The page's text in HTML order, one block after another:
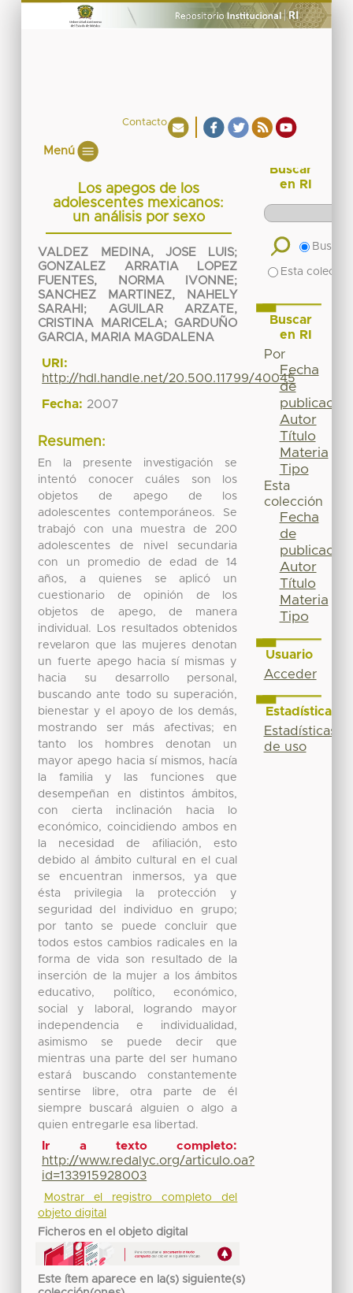
Contacto
Menú
Los apegos de los
adolescentes mexicanos:
un análisis por sexo
VALDEZ MEDINA, JOSE LUIS;
GONZALEZ ARRATIA LOPEZ
FUENTES, NORMA IVONNE;
SANCHEZ MARTINEZ, NAHELY
SARAHI ; AGUILAR ARZATE,
CRISTINA MARICELA; GARDUÑO
GARCIA, MARIA MAGDALENA
URI:
http://hdl.handle.net/20.500.11799/40045
Fecha: 2007
Resumen:
En la presente investigación se
intentó conocer cuáles son los
objetos de apego de los
adolescentes contemporáneos. Se
trabajó con una muestra de 200
adolescentes de nivel secundaria
con un promedio de edad de 14
años, a quienes se aplicó un
cuestionario de opinión de los
objetos de apego, de manera
individual. Los resultados obtenidos
revelaron que las mujeres denotan
un fuerte apego hacia sí mismas y
hacia su desarrollo personal,
buscando ante todo su superación,
bienestar y el apoyo de los demás,
mostrando ser más afectivas; en
tanto los hombres denotan un
mayor apego hacia sí mismos, hacía
la familia y las funciones que
desempeñan en distintos ámbitos,
con cierta inclinación hacia lo
económico, coincidiendo ambos en
la necesidad de afiliación, esto
debido al ámbito cultural en el cual
se encuentran inmersos, ya que
ésta privilegia la protección y
seguridad del individuo en grupo;
por tanto se puede concluir que
todos estos cambios radicales en la
forma de vida son resultado de la
inserción de la mujer a los ámbitos
educativo, político, económico,
social y laboral, logrando mayor
independencia e individualidad,
asimismo se puede decir que
mientras una parte del ser humano
estará buscando constantemente
sentirse libre, otra parte de él
siempre buscará alguien o algo a
quien entregarle esa libertad.
Ir a texto completo:
http://www.redalyc.org/articulo.oa?
id=133915928003
Mostrar el registro completo del
objeto digital
Ficheros en el objeto digital
Este ítem aparece en la(s) siguiente(s)
Buscar
en RI
Buscar
Esta
Buscar
en RI
Por
Fecha
de
publicación
Autor
Título
Materia
Tipo
Esta
colección
Fecha
de
publicación
Autor
Título
Materia
Tipo
Usuario
Acceder
Estadísticas
Estadísticas
de uso